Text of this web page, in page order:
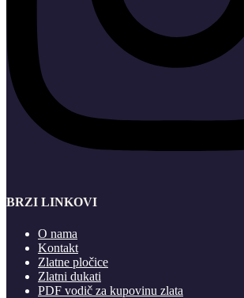
BRZI LINKOVI
O nama
Kontakt
Zlatne pločice
Zlatni dukati
PDF vodič za kupovinu zlata